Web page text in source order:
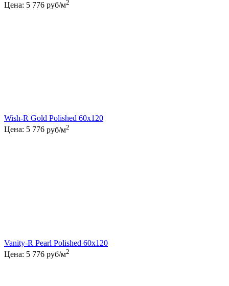
Цена: 5 776 руб/м2
Wish-R Gold Polished 60x120
Цена: 5 776 руб/м2
Vanity-R Pearl Polished 60x120
Цена: 5 776 руб/м2